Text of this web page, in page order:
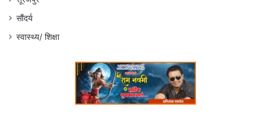
सौंदर्य
स्वास्थ्य/ शिक्षा